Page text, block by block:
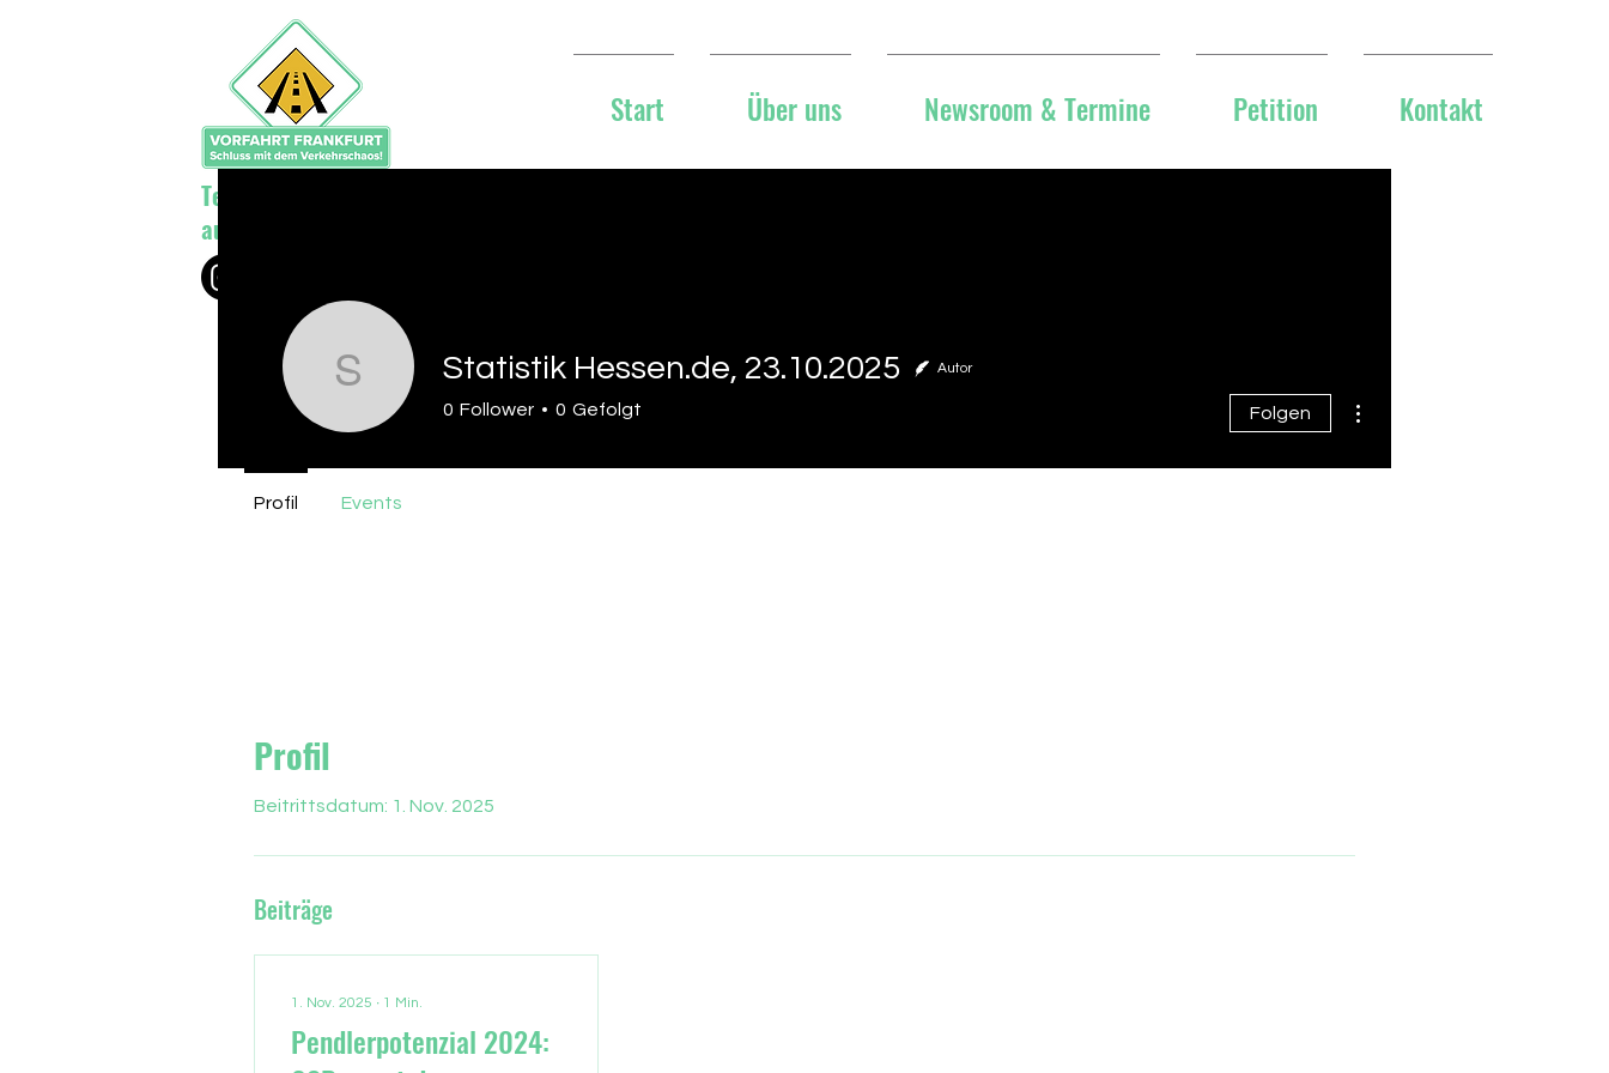
Teile deine Bilder und Fotos
auf @vorfahrtfrankfurt
Start Über uns Newsroom & Termine Petition Kontakt
Profil
Beitrittsdatum: 1. Nov. 2025
Beiträge
1. Nov. 2025 ∙ 1 Min.
Pendlerpotenzial 2024:
Statistik Hessen.de, 23.10.2025
Statistik Hessen.de, 23.10.2025 Autor
0 Follower 0 Gefolgt Folgen
Profil Events